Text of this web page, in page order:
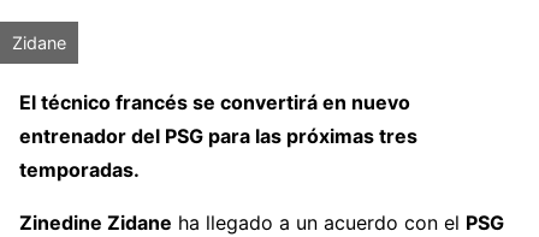
Zidane
El técnico francés se convertirá en nuevo
entrenador del PSG para las próximas tres
temporadas.
Zinedine Zidane ha llegado a un acuerdo con el PSG